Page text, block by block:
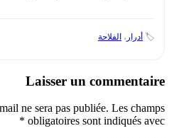
🏷️ أدرار ، الفلاحة
Laisser un commentaire
ne sera pas publiée. Les champs
obligatoires sont indiqués avec
*